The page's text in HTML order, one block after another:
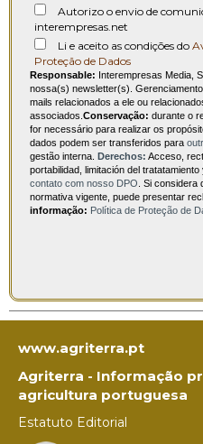
Autorizo o envio de
interempresas.net
Li e aceito as condições do
Proteção de Dados
Responsable: Interempresas Media,
nossa(s) newsletter(s).
mails relacionados a ele ou
associados. Conservação: durante o
for necessário para realizar os
dados podem ser transferidos para
gestão interna. Derechos: Acceso,
portabilidad, limitación del
contato com nosso DPO . Si
normativa vigente, puede presentar
informação: Política de Proteção de
www.agriterra.pt
Agriterra - Informação
agricultura portuguesa
Estatuto Editorial